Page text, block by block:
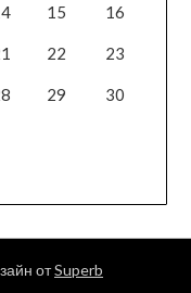
15 16
22 23
29 30
отSuperb